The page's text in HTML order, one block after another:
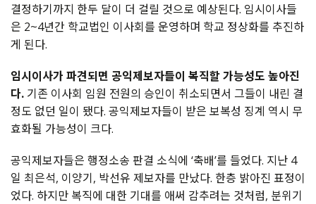
결정하기까지 한두 달이 더 걸릴 것으로 예상된다. 임시이사들
은 2~4년간 학교법인 이사회를 운영하며 학교 정상화를 추진하
게 된다.
임시이사가 파견되면 공익제보자들이 복직할 가능성도 높아진
다. 기존 이사회 임원 전원의 승인이 취소되면서 그들이 내린 결
정도 없던 일이 됐다. 공익제보자들이 받은 보복성 징계 역시 무
효화될 가능성이 크다.
공익제보자들은 행정소송 판결 소식에 ‘축배’를 들었다. 지난 4
일 최은석, 이양기, 박선유 제보자를 만났다. 한층 밝아진 표정이
었다. 하지만 복직에 대한 기대를 애써 감추려는 것처럼, 분위기